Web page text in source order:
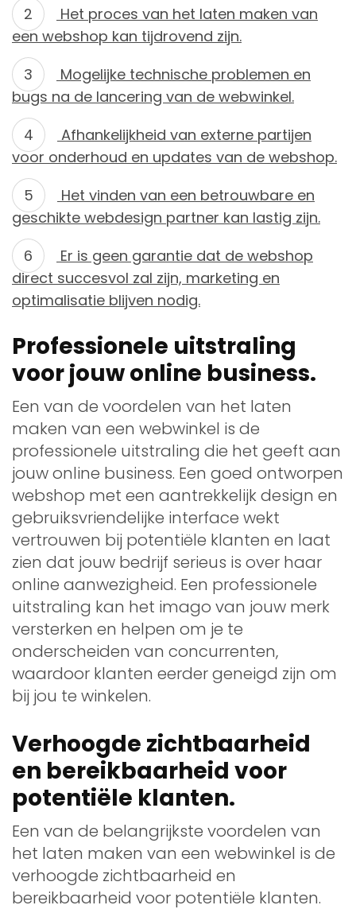
Het proces van het laten maken van
een webshop kan tijdrovend zijn.
Mogelijke technische problemen en
bugs na de lancering van de webwinkel.
Afhankelijkheid van externe partijen
voor onderhoud en updates van de webshop.
Het vinden van een betrouwbare en
geschikte webdesign partner kan lastig zijn.
Er is geen garantie dat de webshop
direct succesvol zal zijn, marketing en
optimalisatie blijven nodig.
Professionele uitstraling
voor jouw online business.
Een van de voordelen van het laten
maken van een webwinkel is de
professionele uitstraling die het geeft aan
jouw online business. Een goed ontworpen
webshop met een aantrekkelijk design en
gebruiksvriendelijke interface wekt
vertrouwen bij potentiële klanten en laat
zien dat jouw bedrijf serieus is over haar
online aanwezigheid. Een professionele
uitstraling kan het imago van jouw merk
versterken en helpen om je te
onderscheiden van concurrenten,
waardoor klanten eerder geneigd zijn om
bij jou te winkelen.
Verhoogde zichtbaarheid
en bereikbaarheid voor
potentiële klanten.
Een van de belangrijkste voordelen van
het laten maken van een webwinkel is de
verhoogde zichtbaarheid en
bereikbaarheid voor potentiële klanten.